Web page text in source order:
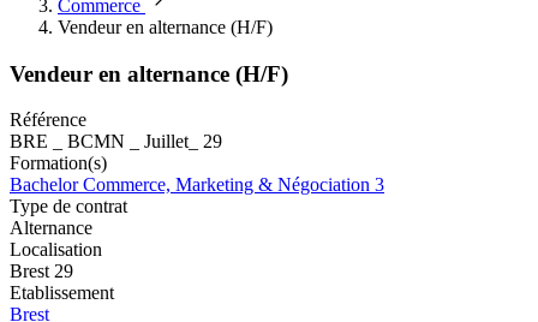
Commerce
Vendeur en alternance (H/F)
Vendeur en alternance (H/F)
Référence
BRE _ BCMN _ Juillet_ 29
Formation(s)
Bachelor Commerce, Marketing & Négociation 3
Type de contrat
Alternance
Localisation
Brest 29
Etablissement
Brest